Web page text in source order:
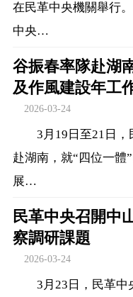
在民革中央機關舉行
中央…
谷振春率隊赴湖
及作風建設年工
2026-03-24
3月19日至21日
赴湖南，就“四位一體
展…
民革中央召開中
察調研課題
2026-03-24
3月23日，民革中